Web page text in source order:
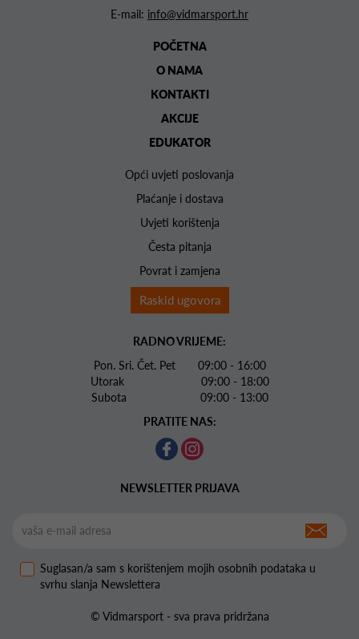
E-mail: info@vidmarsport.hr
POČETNA
O NAMA
KONTAKTI
AKCIJE
EDUKATOR
Opći uvjeti poslovanja
Plaćanje i dostava
Uvjeti korištenja
Česta pitanja
Povrat i zamjena
Raskid ugovora
RADNO VRIJEME:
Pon. Sri. Čet. Pet 09:00 - 16:00
Utorak 09:00 - 18:00
Subota 09:00 - 13:00
PRATITE NAS:
NEWSLETTER PRIJAVA
Suglasan/a sam s korištenjem mojih osobnih podataka u
svrhu slanja Newslettera
© Vidmarsport - sva prava pridržana